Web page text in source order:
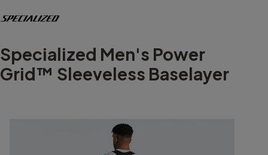
Specialized Men's Power
Grid™ Sleeveless Baselayer